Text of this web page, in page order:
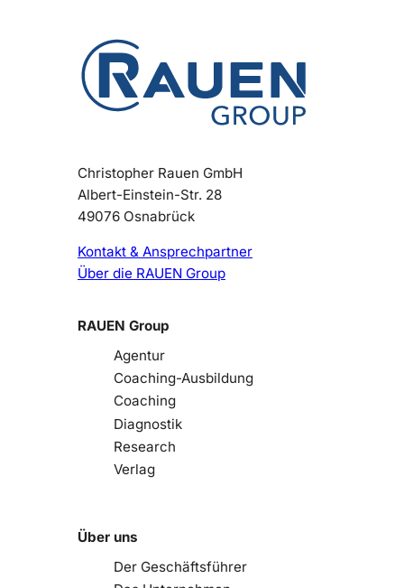
Christopher Rauen GmbH
Albert-Einstein-Str. 28
49076 Osnabrück
Kontakt & Ansprechpartner
Über die RAUEN Group
RAUEN Group
Agentur
Coaching-Ausbildung
Coaching
Diagnostik
Research
Verlag
Über uns
Der Geschäftsführer